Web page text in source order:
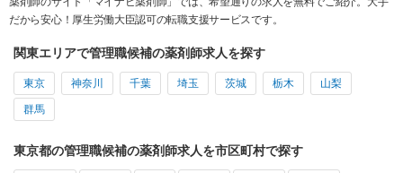
だから安心！厚生労働大臣認可の転職支援サービスです。
関東エリアで管理職候補の薬剤師求人を探す
東京 神奈川 千葉 埼玉 茨城 栃木 山梨
群馬
東京都の管理職候補の薬剤師求人を市区町村で探す